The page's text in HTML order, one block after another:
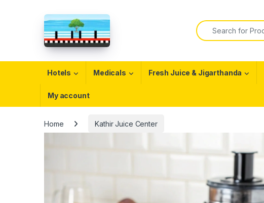
Search for:
Hotels Medicals Fresh Juice & Jigarthanda
My account
Home Kathir Juice Center